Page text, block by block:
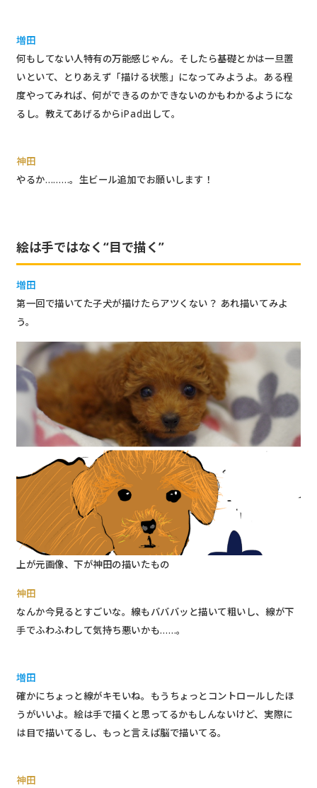
増田
何もしてない人特有の万能感じゃん。そしたら基礎とかは一旦置
いといて、とりあえず「描ける状態」になってみようよ。ある程
度やってみれば、何ができるのかできないのかもわかるようにな
るし。教えてあげるからiPad出して。
神田
やるか………。生ビール追加でお願いします！
絵は手ではなく“目で描く”
増田
第一回で描いてた子犬が描けたらアツくない？ あれ描いてみよ
う。
上が元画像、下が神田の描いたもの
神田
なんか今見るとすごいな。線もバババッと描いて粗いし、線が下
手でふわふわして気持ち悪いかも……。
増田
確かにちょっと線がキモいね。もうちょっとコントロールしたほ
うがいいよ。絵は手で描くと思ってるかもしんないけど、実際に
は目で描いてるし、もっと言えば脳で描いてる。
神田